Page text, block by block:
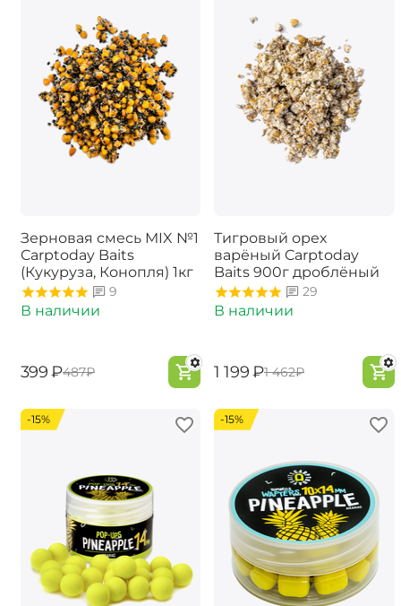
Зерновая смесь MIX №1
Carptoday Baits
(Кукуруза, Конопля) 1кг
9
В наличии
‍399‍ ₽‍487‍₽
Тигровый орех
варёный Carptoday
Baits 900г дроблёный
29
В наличии
‍1 199‍₽‍1 462‍₽
-15% -15%